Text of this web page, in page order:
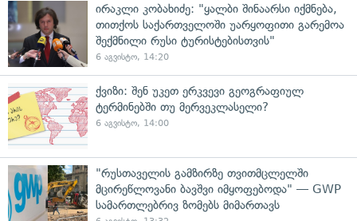
ირაკლი კობახიძე: "ყალბი შინაარსი იქმნება,
თითქოს საქართველოში უარყოფითი გარემოა
შექმნილი რუსი ტურისტებისთვის"
6 აგვისტო, 14:20
ქვიზი: შენ უკეთ ერკვევი გეოგრაფიულ
ტერმინებში თუ მერვეკლასელი?
6 აგვისტო, 14:00
"რუსთაველის გამზირზე თვითმცლელში
მცირეწლოვანი ბავშვი იმყოფებოდა" — GWP
სამართლებრივ ზომებს მიმართავს